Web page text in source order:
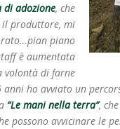
adozione, che
il produttore, mi
piano
è aumentata
volontà di farne
ho avviato un
“Le mani nella terra”,
possono avvicinare le